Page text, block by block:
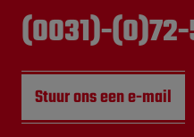
(0031)-(0)72-
Stuur ons een e-mail